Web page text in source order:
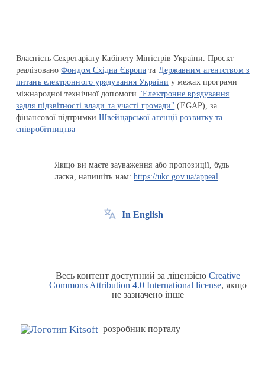
Власність Секретаріату Кабінету Міністрів України. Проєкт
реалізованоФондом Східна Європа та Державним агентством з
питань електронного урядування України у межах програми
міжнародної технічної допомоги "Електронне врядування
задля підзвітності влади та участі громади" (EGAP), за
фінансової підтримкиШвейцарської агенції розвитку та
співробітництва
Якщо ви маєте зауваження або пропозиції, будь
ласка, напишіть нам:https://ukc.gov.ua/appeal
In English
Весь контент доступний за ліцензією Creative
Commons Attribution 4.0 International license, якщо
не зазначено інше
розробник порталу